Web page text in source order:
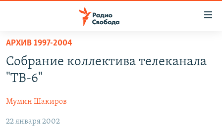
упрощенного
доступа
Вернуться
основному
Вернутся
ПРОГРАММЫ
ПОДКАСТЫ
ЦИТАТЫ СВОБОДЫ
МНЕНИЯ
АРХИВ 1997-2004
Собрание коллектива телеканала
"ТВ-6"
Мумин Шакиров
22 января 2002